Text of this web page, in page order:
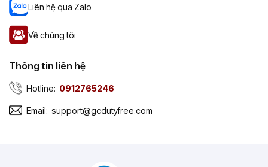
Liên hệ qua Zalo
Về chúng tôi
Thông tin liên hệ
Hotline: 0912765246
Email: support@gcdutyfree.com